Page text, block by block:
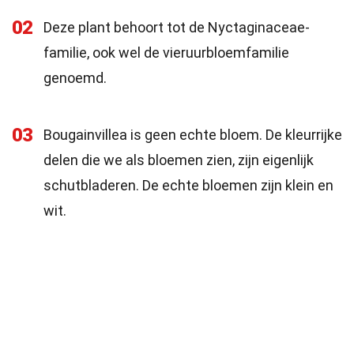
02
Deze plant behoort tot de Nyctaginaceae-
familie, ook wel de vieruurbloemfamilie
genoemd.
03
Bougainvillea is geen echte bloem. De kleurrijke
delen die we als bloemen zien, zijn eigenlijk
schutbladeren. De echte bloemen zijn klein en
wit.